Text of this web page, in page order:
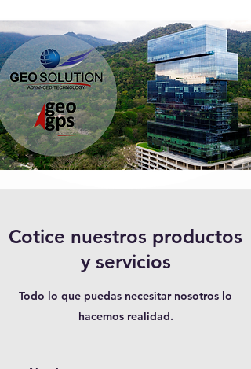
Cotice nuestros productos
y servicios
Todo lo que puedas necesitar nosotros lo
hacemos realidad.